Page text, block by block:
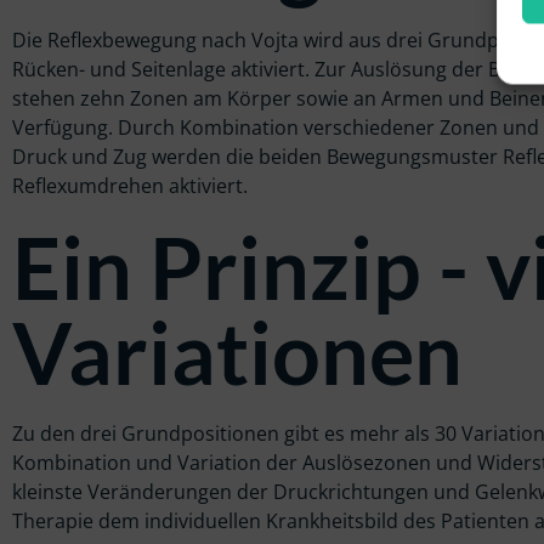
Die Reflexbewegung nach Vojta wird aus drei
Rücken- und Seitenlage aktiviert. Zur Auslösung der
stehen zehn Zonen am Körper sowie an Armen und
Verfügung. Durch Kombination verschiedener Zonen und
Druck und Zug werden die beiden Bewegungsmuster
Reflexumdrehen aktiviert.
Ein Prinzip -
Variationen
Zu den drei Grundpositionen gibt es mehr als 30
Kombination und Variation der Auslösezonen und
kleinste Veränderungen der Druckrichtungen und
Therapie dem individuellen Krankheitsbild des Patienten